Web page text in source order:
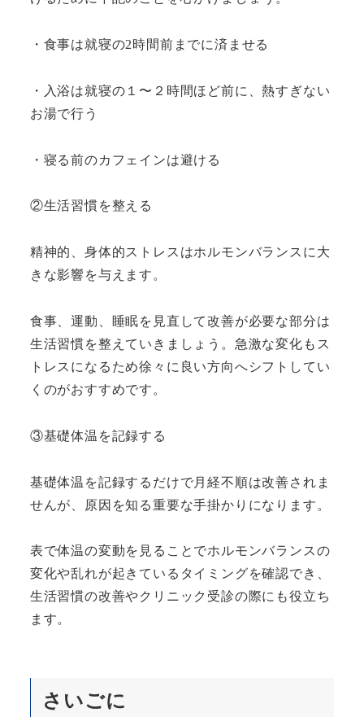
・食事は就寝の2時間前までに済ませる
・入浴は就寝の１〜２時間ほど前に、熱すぎない
お湯で行う
・寝る前のカフェインは避ける
②生活習慣を整える
精神的、身体的ストレスはホルモンバランスに大
きな影響を与えます。
食事、運動、睡眠を見直して改善が必要な部分は
生活習慣を整えていきましょう。急激な変化もス
トレスになるため徐々に良い方向へシフトしてい
くのがおすすめです。
③基礎体温を記録する
基礎体温を記録するだけで月経不順は改善されま
せんが、原因を知る重要な手掛かりになります。
表で体温の変動を見ることでホルモンバランスの
変化や乱れが起きているタイミングを確認でき、
生活習慣の改善やクリニック受診の際にも役立ち
ます。
さいごに